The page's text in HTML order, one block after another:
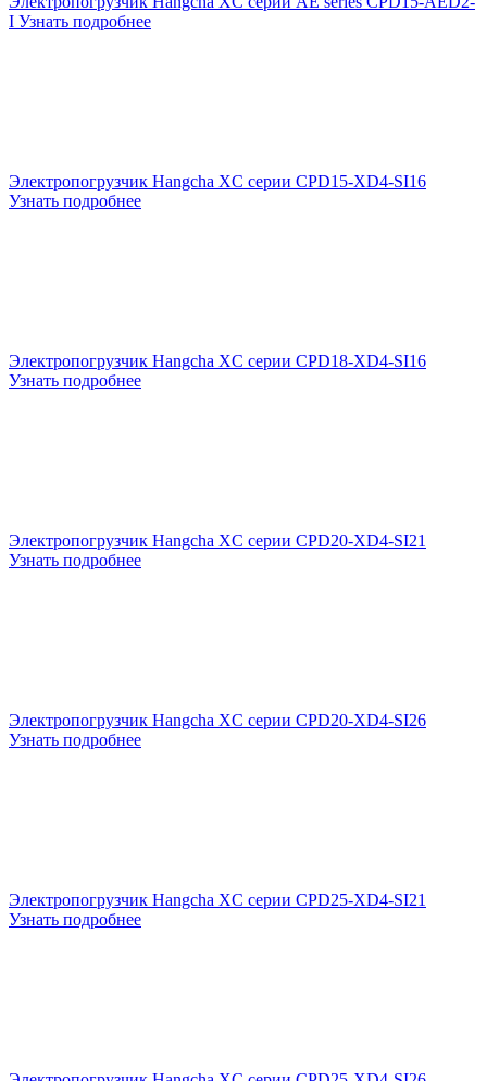
I Узнать подробнее
Электропогрузчик Hangcha XC серии CPD15-XD4-SI16
Узнать подробнее
Электропогрузчик Hangcha XC серии CPD18-XD4-SI16
Узнать подробнее
Электропогрузчик Hangcha XC серии CPD20-XD4-SI21
Узнать подробнее
Электропогрузчик Hangcha XC серии CPD20-XD4-SI26
Узнать подробнее
Электропогрузчик Hangcha XC серии CPD25-XD4-SI21
Узнать подробнее